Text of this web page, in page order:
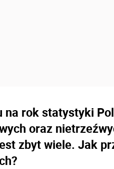
na rok statystyki
oraz
zbyt wiele. Jak